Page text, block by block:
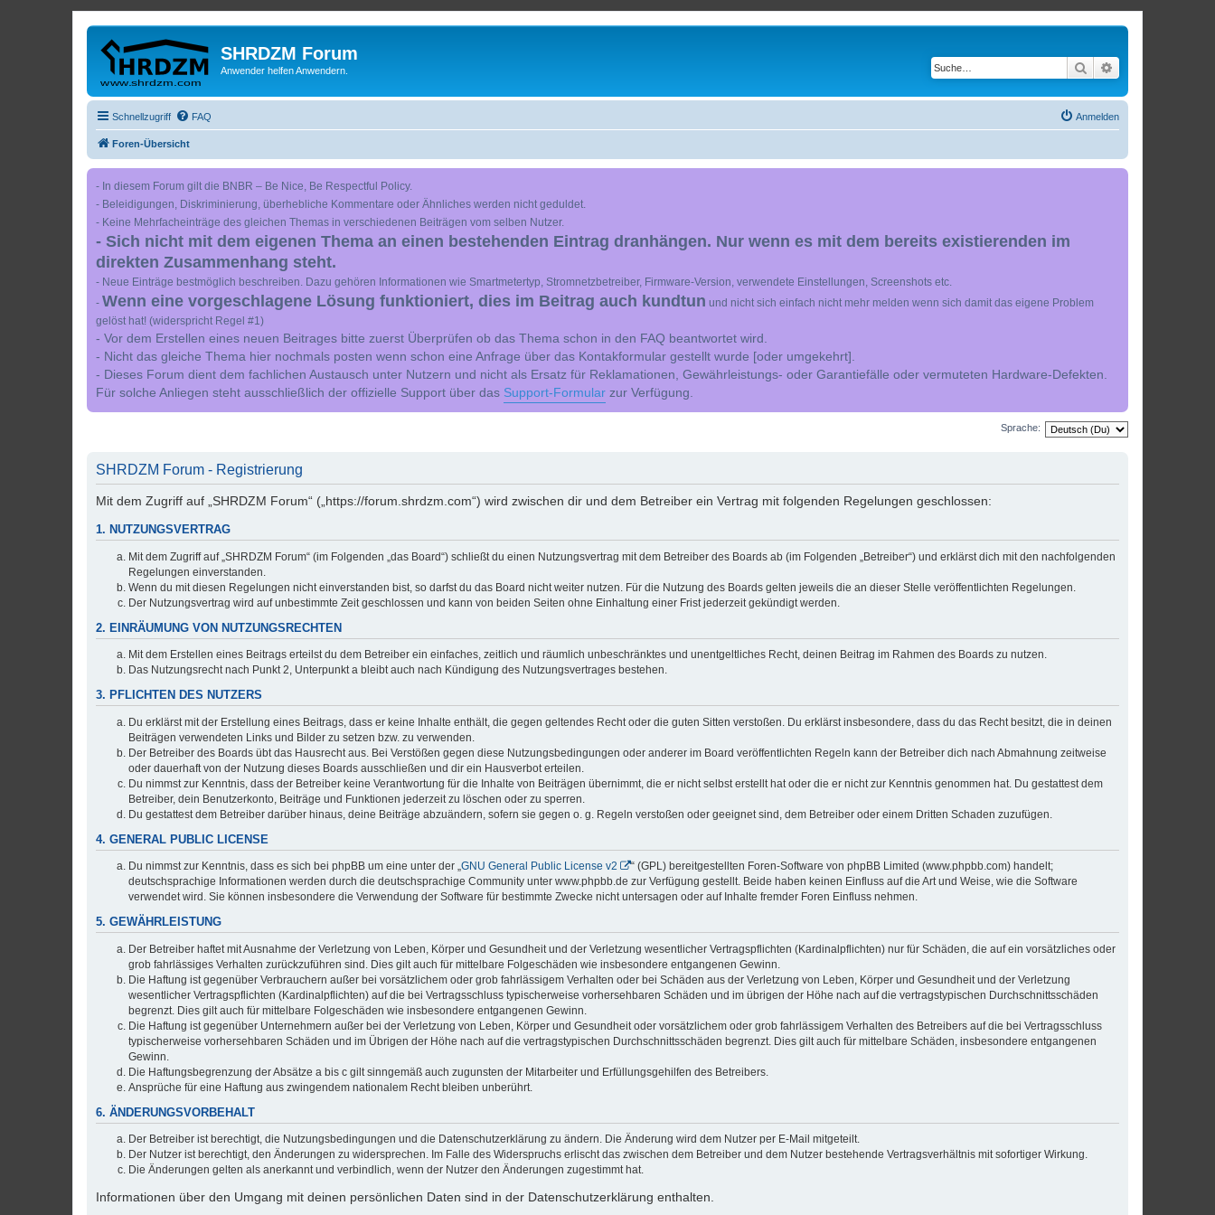
SHRDZM Forum
Anwender helfen Anwendern. Suche
Schnellzugriff FAQ Anmelden
Foren-Übersicht
- In diesem Forum gilt die BNBR – Be Nice, Be Respectful Policy.
- Beleidigungen, Diskriminierung, überhebliche Kommentare oder Ähnliches werden nicht geduldet.
- Keine Mehrfacheinträge des gleichen Themas in verschiedenen Beiträgen vom selben Nutzer.
- Sich nicht mit dem eigenen Thema an einen bestehenden Eintrag dranhängen. Nur wenn es mit dem bereits existierenden im
direkten Zusammenhang steht.
- Neue Einträge bestmöglich beschreiben. Dazu gehören Informationen wie Smartmetertyp, Stromnetzbetreiber, Firmware-Version, verwendete Einstellungen, Screenshots etc.
- Wenn eine vorgeschlagene Lösung funktioniert, dies im Beitrag auch kundtun und nicht sich einfach nicht mehr melden wenn sich damit das eigene Problem
gelöst hat! (widerspricht Regel #1)
- Vor dem Erstellen eines neuen Beitrages bitte zuerst Überprüfen ob das Thema schon in den FAQ beantwortet wird.
- Nicht das gleiche Thema hier nochmals posten wenn schon eine Anfrage über das Kontakformular gestellt wurde [oder umgekehrt].
- Dieses Forum dient dem fachlichen Austausch unter Nutzern und nicht als Ersatz für Reklamationen, Gewährleistungs- oder Garantiefälle oder vermuteten Hardware-Defekten.
Für solche Anliegen steht ausschließlich der offizielle Support über das Support-Formular zur Verfügung.
Sprache:
SHRDZM Forum - Registrierung
Mit dem Zugriff auf „SHRDZM Forum“ („https://forum.shrdzm.com“) wird zwischen dir und dem Betreiber ein Vertrag mit folgenden Regelungen geschlossen:
1. NUTZUNGSVERTRAG
Mit dem Zugriff auf „SHRDZM Forum“ (im Folgenden „das Board“) schließt du einen Nutzungsvertrag mit dem Betreiber des Boards ab (im Folgenden „Betreiber“) und erklärst dich mit den nachfolgenden
Regelungen einverstanden.
Wenn du mit diesen Regelungen nicht einverstanden bist, so darfst du das Board nicht weiter nutzen. Für die Nutzung des Boards gelten jeweils die an dieser Stelle veröffentlichten Regelungen.
Der Nutzungsvertrag wird auf unbestimmte Zeit geschlossen und kann von beiden Seiten ohne Einhaltung einer Frist jederzeit gekündigt werden.
2. EINRÄUMUNG VON NUTZUNGSRECHTEN
Mit dem Erstellen eines Beitrags erteilst du dem Betreiber ein einfaches, zeitlich und räumlich unbeschränktes und unentgeltliches Recht, deinen Beitrag im Rahmen des Boards zu nutzen.
Das Nutzungsrecht nach Punkt 2, Unterpunkt a bleibt auch nach Kündigung des Nutzungsvertrages bestehen.
3. PFLICHTEN DES NUTZERS
Du erklärst mit der Erstellung eines Beitrags, dass er keine Inhalte enthält, die gegen geltendes Recht oder die guten Sitten verstoßen. Du erklärst insbesondere, dass du das Recht besitzt, die in deinen
Beiträgen verwendeten Links und Bilder zu setzen bzw. zu verwenden.
Der Betreiber des Boards übt das Hausrecht aus. Bei Verstößen gegen diese Nutzungsbedingungen oder anderer im Board veröffentlichten Regeln kann der Betreiber dich nach Abmahnung zeitweise
oder dauerhaft von der Nutzung dieses Boards ausschließen und dir ein Hausverbot erteilen.
Du nimmst zur Kenntnis, dass der Betreiber keine Verantwortung für die Inhalte von Beiträgen übernimmt, die er nicht selbst erstellt hat oder die er nicht zur Kenntnis genommen hat. Du gestattest dem
Betreiber, dein Benutzerkonto, Beiträge und Funktionen jederzeit zu löschen oder zu sperren.
Du gestattest dem Betreiber darüber hinaus, deine Beiträge abzuändern, sofern sie gegen o. g. Regeln verstoßen oder geeignet sind, dem Betreiber oder einem Dritten Schaden zuzufügen.
4. GENERAL PUBLIC LICENSE
Du nimmst zur Kenntnis, dass es sich bei phpBB um eine unter der „GNU General Public License v2
“ (GPL) bereitgestellten Foren-Software von phpBB Limited (www.phpbb.com) handelt;
deutschsprachige Informationen werden durch die deutschsprachige Community unter www.phpbb.de zur Verfügung gestellt. Beide haben keinen Einfluss auf die Art und Weise, wie die Software
verwendet wird. Sie können insbesondere die Verwendung der Software für bestimmte Zwecke nicht untersagen oder auf Inhalte fremder Foren Einfluss nehmen.
5. GEWÄHRLEISTUNG
Der Betreiber haftet mit Ausnahme der Verletzung von Leben, Körper und Gesundheit und der Verletzung wesentlicher Vertragspflichten (Kardinalpflichten) nur für Schäden, die auf ein vorsätzliches oder
grob fahrlässiges Verhalten zurückzuführen sind. Dies gilt auch für mittelbare Folgeschäden wie insbesondere entgangenen Gewinn.
Die Haftung ist gegenüber Verbrauchern außer bei vorsätzlichem oder grob fahrlässigem Verhalten oder bei Schäden aus der Verletzung von Leben, Körper und Gesundheit und der Verletzung
wesentlicher Vertragspflichten (Kardinalpflichten) auf die bei Vertragsschluss typischerweise vorhersehbaren Schäden und im übrigen der Höhe nach auf die vertragstypischen Durchschnittsschäden
begrenzt. Dies gilt auch für mittelbare Folgeschäden wie insbesondere entgangenen Gewinn.
Die Haftung ist gegenüber Unternehmern außer bei der Verletzung von Leben, Körper und Gesundheit oder vorsätzlichem oder grob fahrlässigem Verhalten des Betreibers auf die bei Vertragsschluss
typischerweise vorhersehbaren Schäden und im Übrigen der Höhe nach auf die vertragstypischen Durchschnittsschäden begrenzt. Dies gilt auch für mittelbare Schäden, insbesondere entgangenen
Gewinn.
Die Haftungsbegrenzung der Absätze a bis c gilt sinngemäß auch zugunsten der Mitarbeiter und Erfüllungsgehilfen des Betreibers.
Ansprüche für eine Haftung aus zwingendem nationalem Recht bleiben unberührt.
6. ÄNDERUNGSVORBEHALT
Der Betreiber ist berechtigt, die Nutzungsbedingungen und die Datenschutzerklärung zu ändern. Die Änderung wird dem Nutzer per E-Mail mitgeteilt.
Der Nutzer ist berechtigt, den Änderungen zu widersprechen. Im Falle des Widerspruchs erlischt das zwischen dem Betreiber und dem Nutzer bestehende Vertragsverhältnis mit sofortiger Wirkung.
Die Änderungen gelten als anerkannt und verbindlich, wenn der Nutzer den Änderungen zugestimmt hat.
Informationen über den Umgang mit deinen persönlichen Daten sind in der Datenschutzerklärung enthalten.